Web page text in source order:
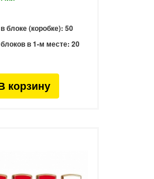
блоке (коробке): 50
в 1-м месте: 20